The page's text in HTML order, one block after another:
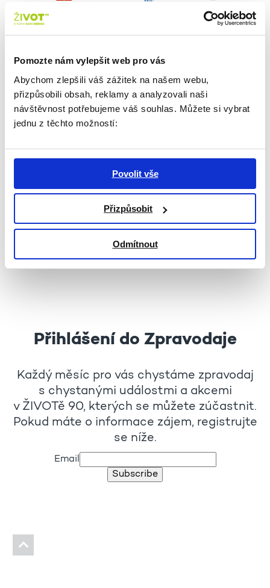
Pomozte nám vylepšit web pro vás
Abychom zlepšili váš zážitek na našem webu,
přizpůsobili obsah, reklamy a analyzovali naši
návštěvnost potřebujeme váš souhlas. Můžete si vybrat
jednu z těchto možností:
Povolit vše
Přizpůsobit
Odmítnout
Zpravodaj ke stažení
Chcete mít přehled o aktuálním dění
Stáhněte si nové číslo našeho zpravodaje!
ZPRAVODAJ: ČERVENEC 2026
ZPRAVODAJ: SRPEN 2026
Přihlášení do Zpravodaje
Každý měsíc pro vás chystáme zpravodaj
s chystanými událostmi a akcemi
v ŽIVOTě 90, kterých se můžete zúčastnit.
Pokud máte o informace zájem, registrujte
se níže.
Email
Subscribe